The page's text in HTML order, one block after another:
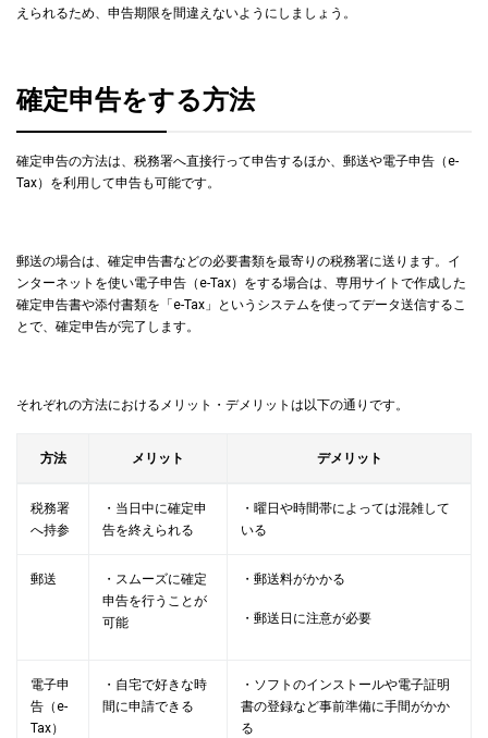
えられるため、申告期限を間違えないようにしましょう。
確定申告をする方法
確定申告の方法は、税務署へ直接行って申告するほか、郵送や電子申告（e-
Tax）を利用して申告も可能です。
郵送の場合は、確定申告書などの必要書類を最寄りの税務署に送ります。イ
ンターネットを使い電子申告（e-Tax）をする場合は、専用サイトで作成した
確定申告書や添付書類を「e-Tax」というシステムを使ってデータ送信するこ
とで、確定申告が完了します。
それぞれの方法におけるメリット・デメリットは以下の通りです。
方法 メリット デメリット
税務署
へ持参
・当日中に確定申
告を終えられる
・曜日や時間帯によっては混雑して
いる
郵送
・スムーズに確定
申告を行うことが
可能
・郵送料がかかる
・郵送日に注意が必要
電子申
告（e-
Tax）
・自宅で好きな時
間に申請できる
・ソフトのインストールや電子証明
書の登録など事前準備に手間がかか
る